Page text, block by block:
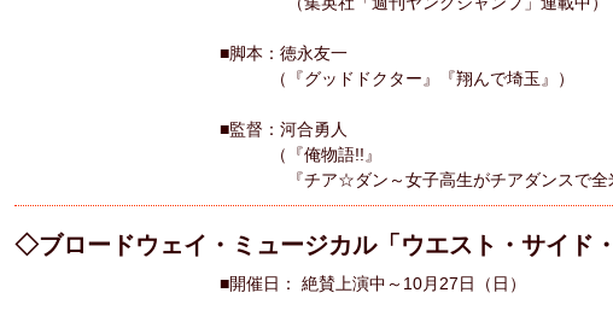
■脚本：徳永友一
（『グッドドクター』『翔んで埼玉』）
■監督：河合勇人
（『俺物語!!』
『チア☆ダン～女子高生がチアダンスで全米
◇ブロードウェイ・ミュージカル「ウエスト・サイド・
■開催日： 絶賛上演中～10月27日（日）